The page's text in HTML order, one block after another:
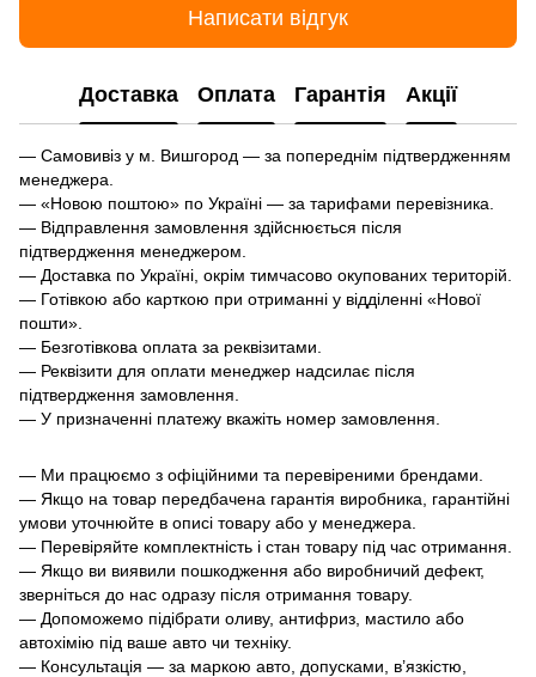
Написати відгук
Доставка Оплата Гарантія Акції
— Самовивіз у м. Вишгород — за попереднім підтвердженням
менеджера.
— «Новою поштою» по Україні — за тарифами перевізника.
— Відправлення замовлення здійснюється після
підтвердження менеджером.
— Доставка по Україні, окрім тимчасово окупованих територій.
— Готівкою або карткою при отриманні у відділенні «Нової
пошти».
— Безготівкова оплата за реквізитами.
— Реквізити для оплати менеджер надсилає після
підтвердження замовлення.
— У призначенні платежу вкажіть номер замовлення.
— Ми працюємо з офіційними та перевіреними брендами.
— Якщо на товар передбачена гарантія виробника, гарантійні
умови уточнюйте в описі товару або у менеджера.
— Перевіряйте комплектність і стан товару під час отримання.
— Якщо ви виявили пошкодження або виробничий дефект,
зверніться до нас одразу після отримання товару.
— Допоможемо підібрати оливу, антифриз, мастило або
автохімію під ваше авто чи техніку.
— Консультація — за маркою авто, допусками, в’язкістю,